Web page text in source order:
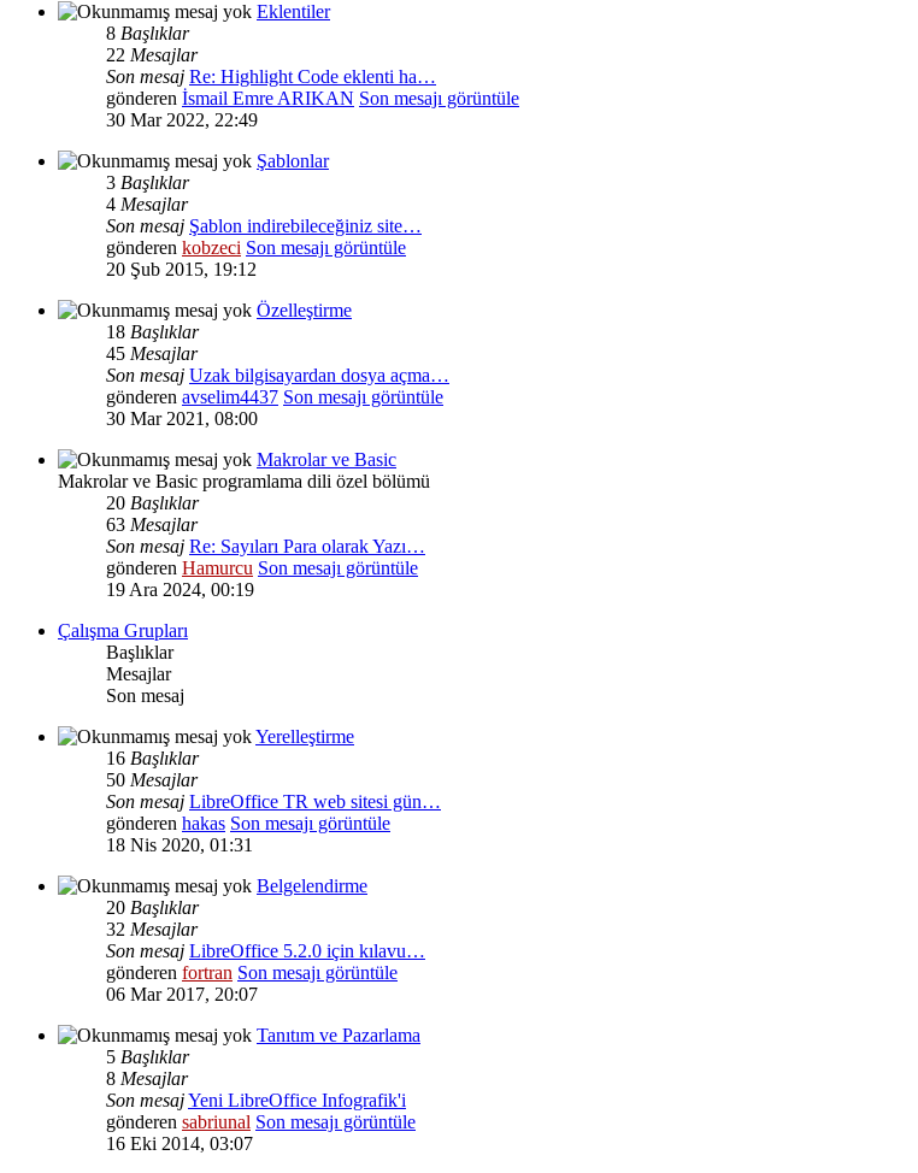
Eklentiler
8 Başlıklar
22 Mesajlar
Son mesaj Re: Highlight Code eklenti ha…
gönderen İsmail Emre ARIKAN Son mesajı görüntüle
30 Mar 2022, 22:49
Şablonlar
3 Başlıklar
4 Mesajlar
Son mesaj Şablon indirebileceğiniz site…
gönderen kobzeci Son mesajı görüntüle
20 Şub 2015, 19:12
Özelleştirme
18 Başlıklar
45 Mesajlar
Son mesaj Uzak bilgisayardan dosya açma…
gönderen avselim4437 Son mesajı görüntüle
30 Mar 2021, 08:00
Makrolar ve Basic
Makrolar ve Basic programlama dili özel bölümü
20 Başlıklar
63 Mesajlar
Son mesaj Re: Sayıları Para olarak Yazı…
gönderen Hamurcu Son mesajı görüntüle
19 Ara 2024, 00:19
Çalışma Grupları
Başlıklar
Mesajlar
Son mesaj
Yerelleştirme
16 Başlıklar
50 Mesajlar
Son mesaj LibreOffice TR web sitesi gün…
gönderen hakas Son mesajı görüntüle
18 Nis 2020, 01:31
Belgelendirme
20 Başlıklar
32 Mesajlar
Son mesaj LibreOffice 5.2.0 için kılavu…
gönderen fortran Son mesajı görüntüle
06 Mar 2017, 20:07
Tanıtım ve Pazarlama
5 Başlıklar
8 Mesajlar
Son mesajYeni LibreOffice Infografik'i
gönderen sabriunal Son mesajı görüntüle
16 Eki 2014, 03:07